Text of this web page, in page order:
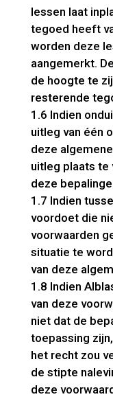
lessen laat
tegoed heeft
worden deze
aangemerkt.
de hoogte te
resterende
1.6 Indien
uitleg van één
deze
uitleg plaats te
deze
1.7 Indien
voordoet die
voorwaarden
situatie te
van deze
1.8 Indien
van deze
niet dat de
toepassing
het recht zou
de stipte
deze